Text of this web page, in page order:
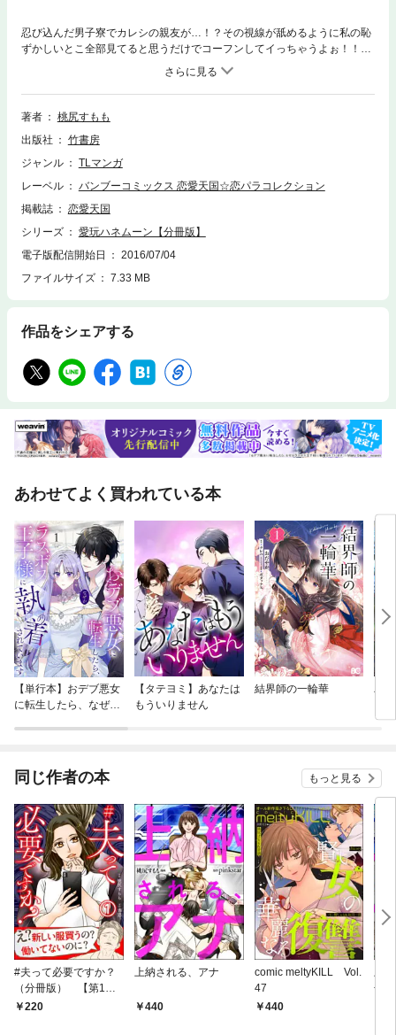
忍び込んだ男子寮でカレシの親友が…！？その視線が舐めるように私の恥
ずかしいとこ全部見てると思うだけでコーフンしてイっちゃうよぉ！！※
本コンテンツは単行本「愛玩ハネムーン」を分冊したものです。
著者
桃尻すもも
出版社
竹書房
ジャンル
TLマンガ
レーベル
バンブーコミックス 恋愛天国☆恋パラコレクション
掲載誌
恋愛天国
シリーズ
愛玩ハネムーン【分冊版】
電子版配信開始日
2016/07/04
ファイルサイズ
7.33 MB
作品をシェアする
あわせてよく買われている本
【単行本】おデブ悪女
に転生したら、なぜか
【タテヨミ】あなたは
もういりません
結界師の一輪華
バ
今
同じ作者の本 もっと見る
#夫って必要ですか？
（分冊版） 【第1
話】220
上納される、アナ
440
comic meltyKILL Vol.
47
440
上
冊